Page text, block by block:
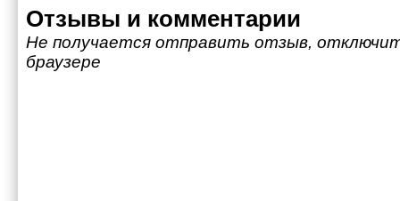
Отзывы и комментарии
Не получается отправить отзыв,
браузере